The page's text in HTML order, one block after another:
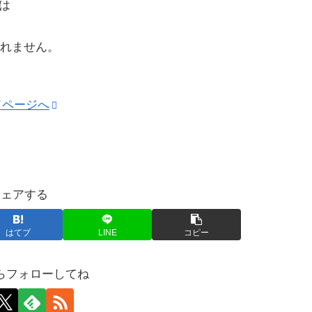
ません。
ページへ
アする
はてブ LINE コピー
フォローしてね